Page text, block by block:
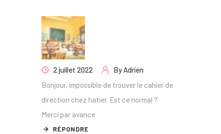
2 juillet 2022 By Adrien
Bonjour, impossible de trouver le cahier de
direction chez hatier. Est ce normal ?
Merci par avance
RÉPONDRE